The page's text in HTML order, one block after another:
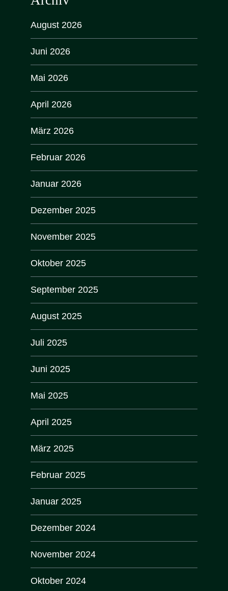
August 2026
Juni 2026
Mai 2026
April 2026
März 2026
Februar 2026
Januar 2026
Dezember 2025
November 2025
Oktober 2025
September 2025
August 2025
Juli 2025
Juni 2025
Mai 2025
April 2025
März 2025
Februar 2025
Januar 2025
Dezember 2024
November 2024
Oktober 2024